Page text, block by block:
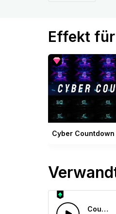
Effekt
Cyber Countdown